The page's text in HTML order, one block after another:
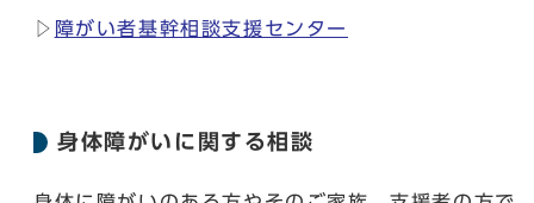
▷ 障がい者基幹相談支援センター
身体障がいに関する相談